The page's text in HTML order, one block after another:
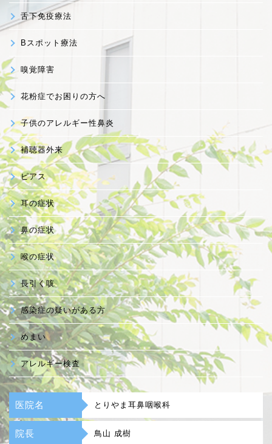
舌下免疫療法
Bスポット療法
嗅覚障害
花粉症でお困りの方へ
子供のアレルギー性鼻炎
補聴器外来
ピアス
耳の症状
鼻の症状
喉の症状
長引く咳
感染症の疑いがある方
めまい
アレルギー検査
医院名 とりやま耳鼻咽喉科
院長 鳥山 成樹